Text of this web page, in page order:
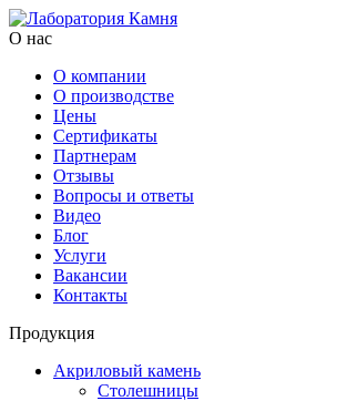
О нас
О компании
О производстве
Цены
Cертификаты
Партнерам
Отзывы
Вопросы и ответы
Видео
Блог
Услуги
Вакансии
Контакты
Продукция
Акриловый камень
Столешницы